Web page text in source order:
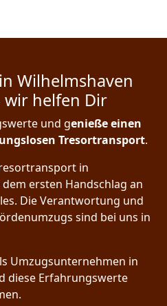
Wilhelmshaven
wir helfen Dir
und genieße einen
Tresortransport.
in
ersten Handschlag an
Die Verantwortung und
sind bei uns in
Umzugsunternehmen in
diese Erfahrungswerte